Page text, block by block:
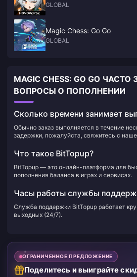
GLOBAL
Magic Chess: Go Go
GLOBAL
MAGIC CHESS: GO GO
ВОПРОСЫ О ПОПОЛНЕНИИ
Сколько времени занимает
Обычно заказ выполняется в течение
задержки, пожалуйста, свяжитесь с
Что такое BitTopup?
BitTopup — это онлайн-платформа для
пополнения баланса в играх и сервисах.
Часы работы службы
Служба поддержки BitTopup работает
выходных (24/7).
ОГРАНИЧЕННОЕ ПРЕДЛОЖЕНИЕ
Поделитесь и выиграйте